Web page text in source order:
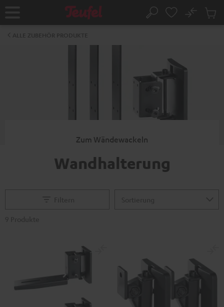
Startseite Suche
No
Zum Wändewackeln
Wandhalterung